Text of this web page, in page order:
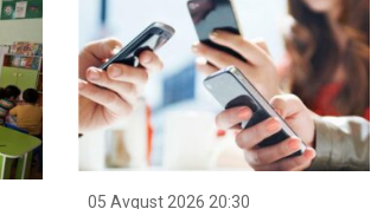
05 Avqust 2026 20:30